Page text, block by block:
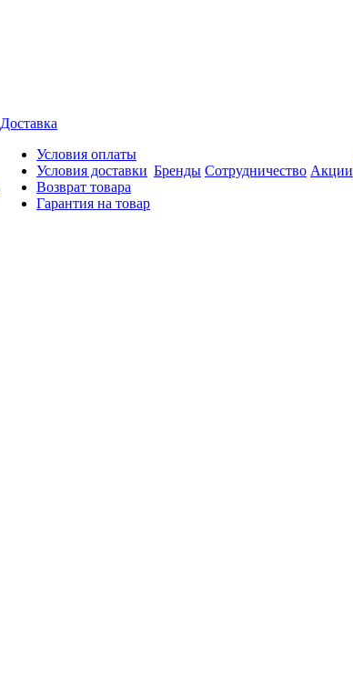
Доставка
Условия оплаты
Условия доставки
Возврат товара
Гарантия на товар
Бренды Сотрудничество Акции